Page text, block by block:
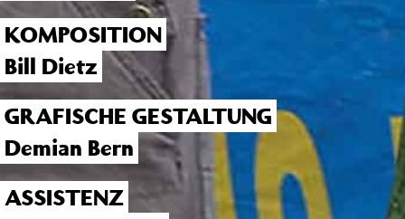
KOMPOSITION
Bill Dietz
GRAFISCHE GESTALTUNG
Demian Bern
ASSISTENZ